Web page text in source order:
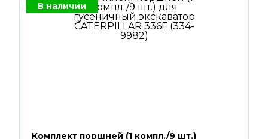
В наличии
Комплект поршней (1 компл./9 шт.)